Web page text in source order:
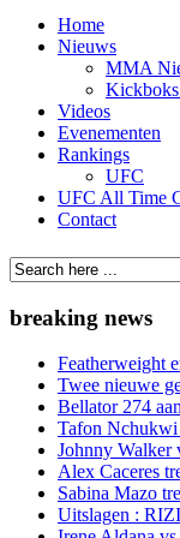
Home
Nieuws
MMA
Videos
Evenementen
Rankings
UFC
UFC All Time
Contact
breaking news
Featherweight
Twee nieuwe
Bellator 274
Tafon Nchukwi
Johnny Walker
Alex Caceres
Sabina Mazo
Uitslagen :